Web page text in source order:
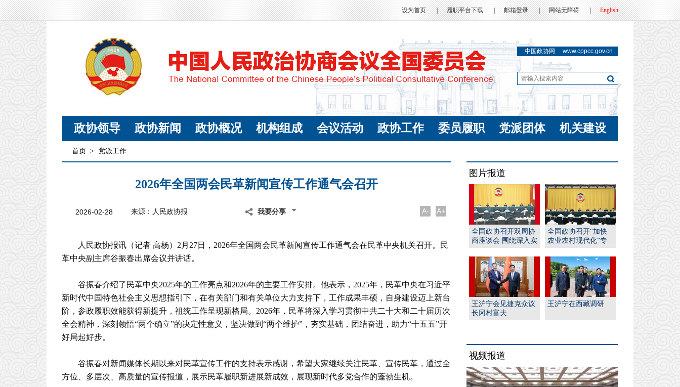
设为首页 履职平台下载 | 邮箱登录 网站无障碍 | English
中国政协网 www.cppcc.gov.cn
政协领导 政协新闻 政协概况 机构组成 会议活动 政协工作 委员履职 党派团体 机关建设
首页 > 党派工作
2026年全国两会民革新闻宣传工作通气会召开
2026-02-28 来源：人民政协报 我要分享 A- A+
人民政协报讯（记者 高杨）2月27日，2026年全国两会民革新闻宣传工作通气会在民革中央机关召开。民
革中央副主席谷振春出席会议并讲话。
谷振春介绍了民革中央2025年的工作亮点和2026年的主要工作安排。他表示，2025年，民革中央在习近平
新时代中国特色社会主义思想指引下，在有关部门和有关单位大力支持下，工作成果丰硕，自身建设迈上新台
阶，参政履职效能获得新提升，祖统工作呈现新格局。2026年，民革将深入学习贯彻中共二十大和二十届历次
全会精神，深刻领悟“两个确立”的决定性意义，坚决做到“两个维护”，夯实基础，团结奋进，助力“十五五”开
好局起好步。
谷振春对新闻媒体长期以来对民革宣传工作的支持表示感谢，希望大家继续关注民革、宣传民革，通过全
方位、多层次、高质量的宣传报道，展示民革履职新进展新成效，展现新时代多党合作的蓬勃生机。
图片报道
全国政协召开双周协
商座谈会 围绕深入实
动...
全国政协召开“加快
农业农村现代化”专
并...
王沪宁会见捷克众议
长冈村富夫
王沪宁在西藏调研
视频报道